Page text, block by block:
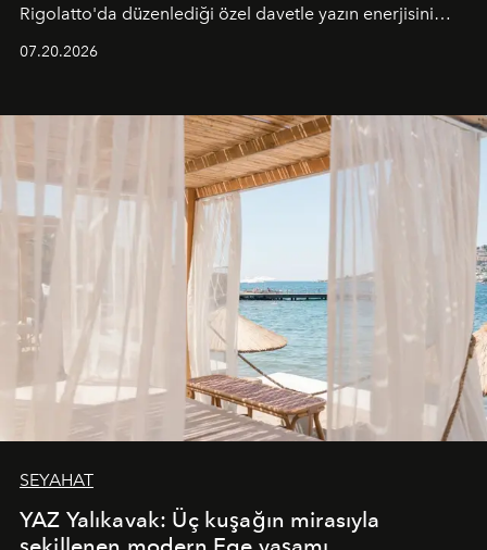
Rigolatto'da düzenlediği özel davetle yazın enerjisini
07.20.2026
SEYAHAT
YAZ Yalıkavak: Üç kuşağın mirasıyla